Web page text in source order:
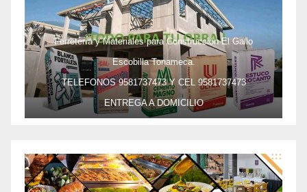
Ferretería y Materiales para Construcción El Gallo
Escobilla Tonameca.
TELEFONOS 9581737473 Y CEL 9581737473
ENTREGA A DOMICILIO